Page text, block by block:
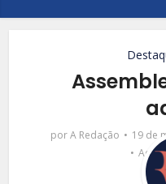
porA Redação 19 de